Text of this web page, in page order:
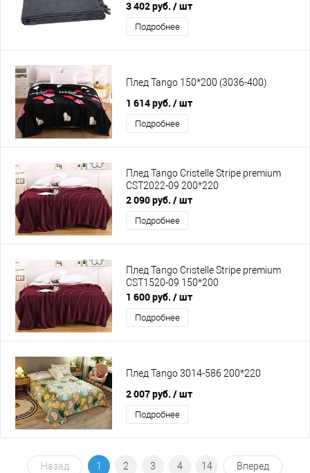
3 402 руб. / шт
Подробнее
Плед Tango 150*200 (3036-400)
1 614 руб. / шт
Подробнее
Плед Tango Cristelle Stripe premium
CST2022-09 200*220
2 090 руб. / шт
Подробнее
Плед Tango Cristelle Stripe premium
CST1520-09 150*200
1 600 руб. / шт
Подробнее
Плед Tango 3014-586 200*220
2 007 руб. / шт
Подробнее
Назад 1 2 3 4 14 Вперед